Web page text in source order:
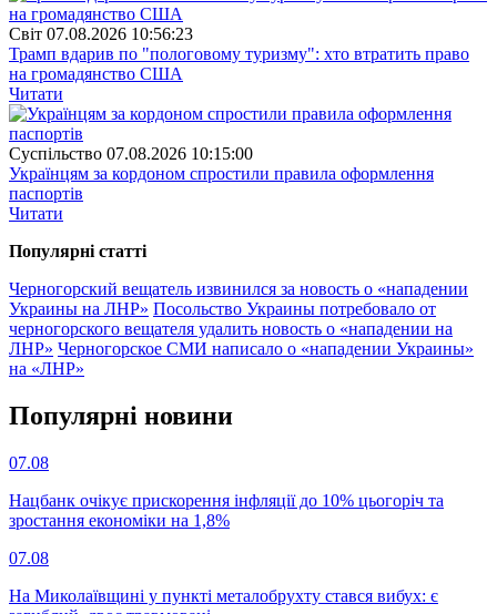
Свiт 07.08.2026 10:56:23
Трамп вдарив по "пологовому туризму": хто втратить право
на громадянство США
Читати
Суспiльство 07.08.2026 10:15:00
Українцям за кордоном спростили правила оформлення
паспортів
Читати
Популярнi статтi
Черногорский вещатель извинился за новость о «нападении
Украины на ЛНР» Посольство Украины потребовало от
черногорского вещателя удалить новость о «нападении на
ЛНР» Черногорское СМИ написало о «нападении Украины»
на «ЛНР»
Популярнi новини
07.08
Нацбанк очікує прискорення інфляції до 10% цьогоріч та
зростання економіки на 1,8%
07.08
На Миколаївщині у пункті металобрухту стався вибух: є